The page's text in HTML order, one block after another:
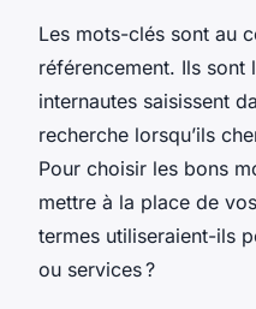
Les mots-clés sont au
référencement. Ils sont
internautes saisissent
recherche lorsqu’ils
Pour choisir les bons
mettre à la place de
termes utiliseraient-ils
ou services ?